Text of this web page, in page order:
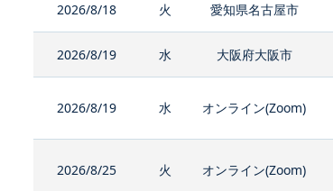
2026/8/18 火 愛知県名古屋市
2026/8/19 水 大阪府大阪市
2026/8/19 水 オンライン(Zoom)
2026/8/25 火 オンライン(Zoom)